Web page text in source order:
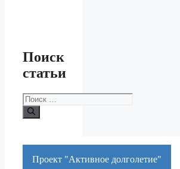
Поиск
статьи
Поиск:
Проект "Активное долголетие"